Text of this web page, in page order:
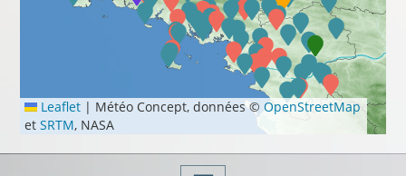
Leaflet | Météo Concept, données © OpenStreetMap
et SRTM, NASA